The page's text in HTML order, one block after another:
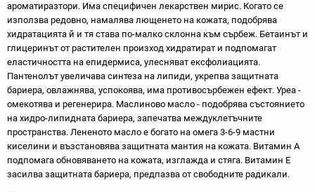
ароматиразтори. Има специфичен лекарствен мирис. Когато се
използва редовно, намалява лющенето на кожата, подобрява
хидратацията й и тя става по-малко склонна към сърбеж. Бетаинът и
глицеринът от растителен произход хидратират и подпомагат
еластичността на епидермиса, улесняват ексфолиацията.
Пантенолът увеличава синтеза на липиди, укрепва защитната
бариера, овлажнява, успокоява, има противосърбежен ефект. Уреа -
омекотява и регенерира. Маслиново масло - подобрява състоянието
на хидро-липидната бариера, запечатва междуклетъчните
пространства. Лененото масло е богато на омега 3-6-9 мастни
киселини и възстановява защитната мантия на кожата. Витамин А
подпомага обновяването на кожата, изглажда и стяга. Витамин Е
засилва защитната бариера, предпазва от свободните радикали.